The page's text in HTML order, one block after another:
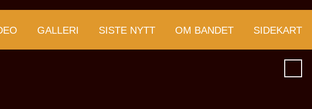
GALLERI SISTE NYTT OM BANDET SIDEKART